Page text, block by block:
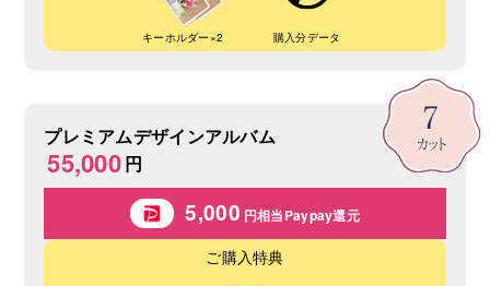
キーホルダー×2 購入分データ
プレミアムデザインアルバム
55,000円
5,000 円相当Paypay還元
ご購入特典